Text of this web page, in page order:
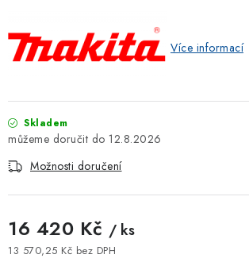
Více informací
Skladem
12.8.2026
Možnosti doručení
16 420 Kč / ks
13 570,25 Kč bez DPH